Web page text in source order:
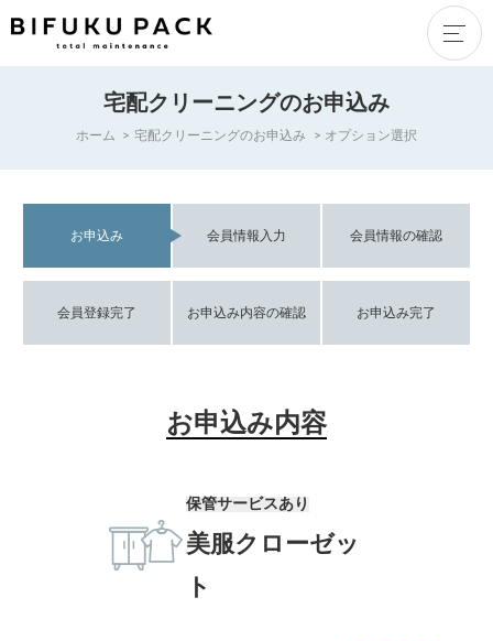
宅配クリーニングのお申込み
ホーム 宅配クリーニングのお申込み オプション選択
お申込み 会員情報入力 会員情報の確認
会員登録完了 お申込み内容の確認 お申込み完了
お申込み内容
保管サービスあり
美服クローゼッ
ト